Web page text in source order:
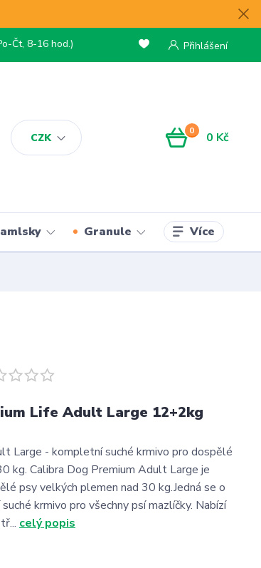
CZK
Přihlášení
Čt, 8-16 hod.)
0 0 Kč
Granule Více
Life Adult Large 12+2kg
Large - kompletní suché krmivo pro dospělé
kg. Calibra Dog Premium Adult Large je
psy velkých plemen nad 30 kg.Jedná se o
krmivo pro všechny psí mazlíčky. Nabízí
celý popis